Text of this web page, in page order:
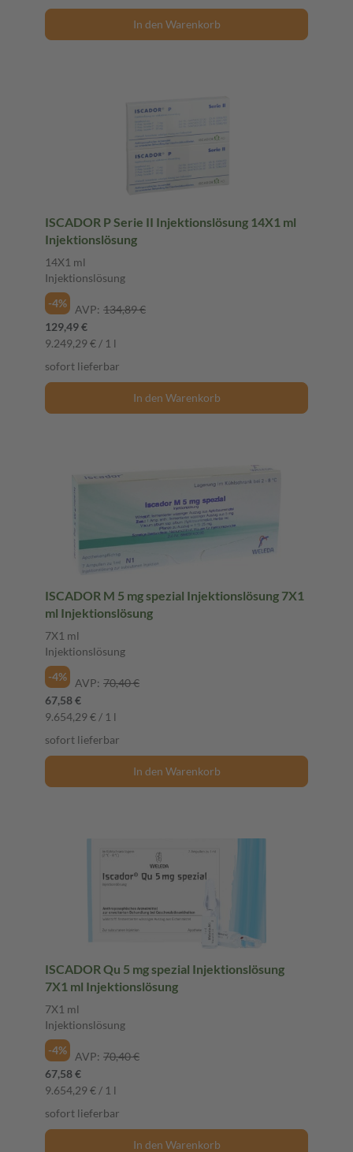
In den Warenkorb
ISCADOR P Serie II Injektionslösung 14X1 ml
Injektionslösung
14X1 ml
Injektionslösung
-4%
AVP: 134,89 €
129,49 €
9.249,29 € / 1 l
sofort lieferbar
In den Warenkorb
ISCADOR M 5 mg spezial Injektionslösung 7X1
ml Injektionslösung
7X1 ml
Injektionslösung
-4%
AVP: 70,40 €
67,58 €
9.654,29 € / 1 l
sofort lieferbar
In den Warenkorb
ISCADOR Qu 5 mg spezial Injektionslösung
7X1 ml Injektionslösung
7X1 ml
Injektionslösung
-4%
AVP: 70,40 €
67,58 €
9.654,29 € / 1 l
sofort lieferbar
In den Warenkorb